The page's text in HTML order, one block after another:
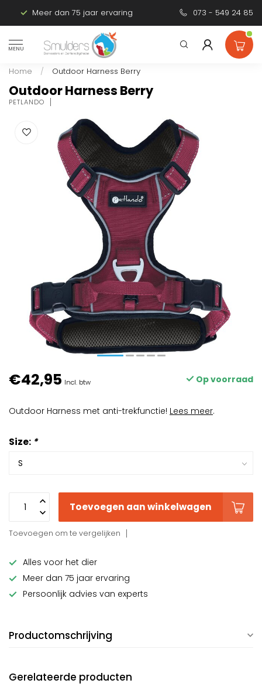
Meer dan 75 jaar ervaring Persoonlijk
073 - 549 24 85
MENU
Home / Outdoor Harness Berry
Outdoor Harness Berry
PETLANDO
€42,95 Incl. btw Op voorraad
Outdoor Harness met anti-trekfunctie! Lees meer.
Size: *
Toevoegen aan winkelwagen
Toevoegen om te vergelijken
Alles voor het dier
Meer dan 75 jaar ervaring
Persoonlijk advies van experts
Productomschrijving
Gerelateerde producten